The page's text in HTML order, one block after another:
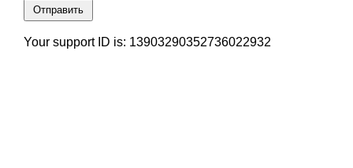
Отправить
Your support ID is: 13903290352736022932